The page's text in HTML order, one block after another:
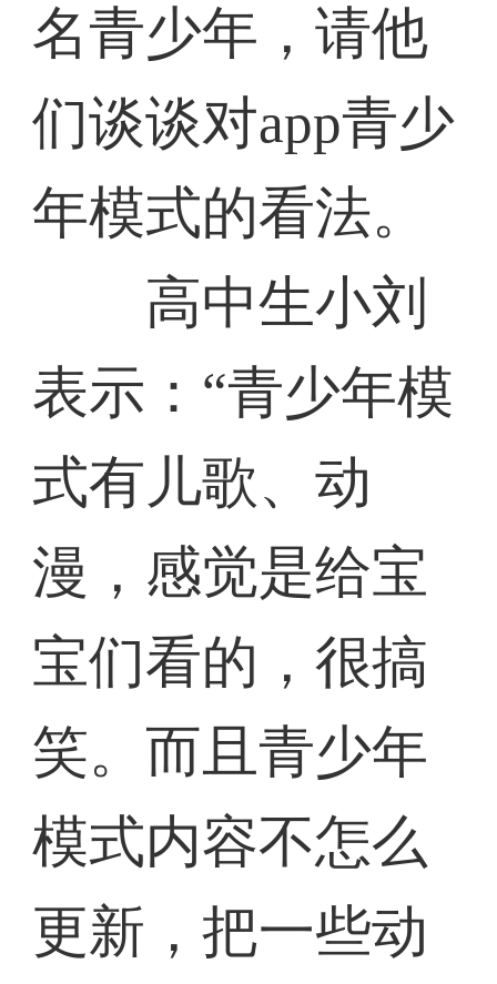
名青少年，请他
们谈谈对app青少
年模式的看法。
高中生小刘
表示：“青少年模
式有儿歌、动
漫，感觉是给宝
宝们看的，很搞
笑。而且青少年
模式内容不怎么
更新，把一些动